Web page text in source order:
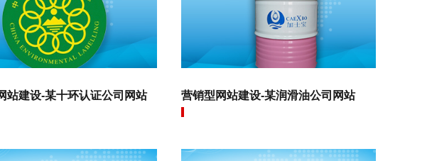
站建设-某十环认证公司网站 营销型网站建设-某润滑油公司网站